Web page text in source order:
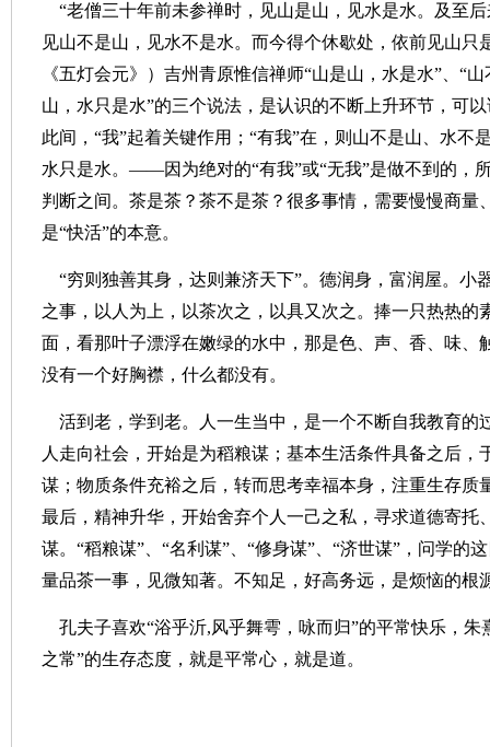
“老僧三十年前未参禅时，见山是山，见水是水。及至
见山不是山，见水不是水。而今得个休歇处，依前见山只
《五灯会元》）吉州青原惟信禅师“山是山，水是水”、“
山，水只是水”的三个说法，是认识的不断上升环节，可
此间，“我”起着关键作用；“有我”在，则山不是山、水不
水只是水。——因为绝对的“有我”或“无我”是做不到的，
判断之间。茶是茶？茶不是茶？很多事情，需要慢慢商量
是“快活”的本意。
“穷则独善其身，达则兼济天下”。德润身，富润屋。小
之事，以人为上，以茶次之，以具又次之。捧一只热热的
面，看那叶子漂浮在嫩绿的水中，那是色、声、香、味、
没有一个好胸襟，什么都没有。
活到老，学到老。人一生当中，是一个不断自我教育的
人走向社会，开始是为稻粮谋；基本生活条件具备之后，
谋；物质条件充裕之后，转而思考幸福本身，注重生存质
最后，精神升华，开始舍弃个人一己之私，寻求道德寄托
谋。“稻粮谋”、“名利谋”、“修身谋”、“济世谋”，问学的
量品茶一事，见微知著。不知足，好高务远，是烦恼的根
孔夫子喜欢“浴乎沂,风乎舞雩，咏而归”的平常快乐，
之常”的生存态度，就是平常心，就是道。